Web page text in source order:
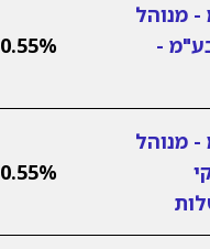
מנוהל
-
0.55%
מנוהל
0.55%